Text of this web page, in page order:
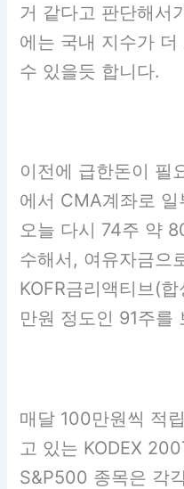
거 같다고 판단해서
에는 국내 지수가
수 있을듯 합니다.
이전에 급한돈이 필
에서 CMA계좌로
오늘 다시 74주 약
수해서, 여유자금으
KOFR금리액티브(
만원 정도인 91주를
매달 100만원씩 적
고 있는 KODEX
S&P500 종목은 각